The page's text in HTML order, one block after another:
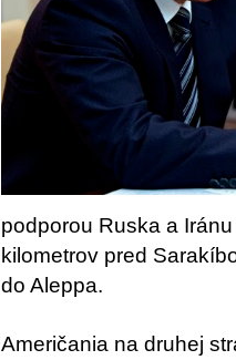
podporou Ruska a
kilometrov pred
do Aleppa.
Američania na druhej